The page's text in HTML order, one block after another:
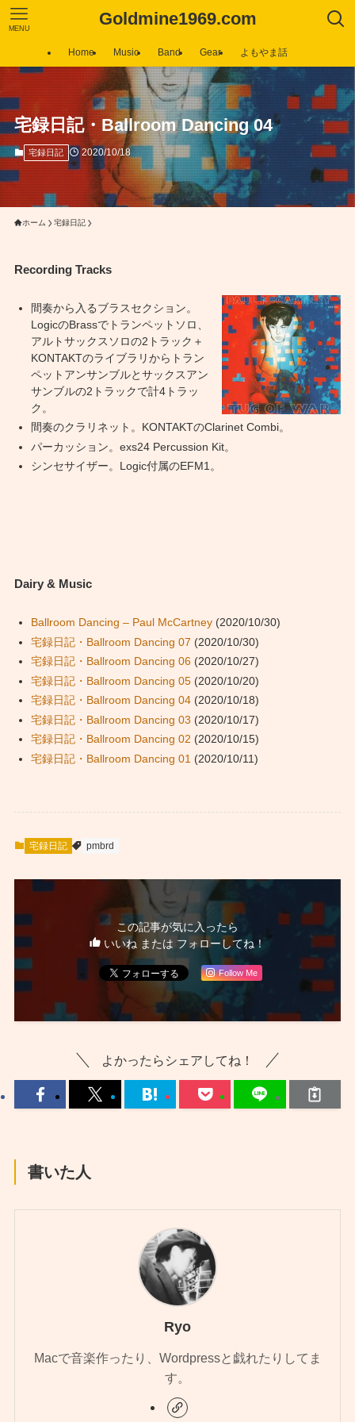
Goldmine1969.com
MENU
Home Music Band Gear よもやま話
宅録日記・Ballroom Dancing 04
宅録日記 2020/10/18
ホーム 宅録日記
Recording Tracks
間奏から入るブラスセクション。
LogicのBrassでトランペットソロ、
アルトサックスソロの2トラック＋
KONTAKTのライブラリからトラン
ペットアンサンブルとサックスアン
サンブルの2トラックで計4トラッ
ク。
間奏のクラリネット。KONTAKTのClarinet Combi。
パーカッション。exs24 Percussion Kit。
シンセサイザー。Logic付属のEFM1。
Dairy & Music
Ballroom Dancing – Paul McCartney(2020/10/30)
宅録日記・Ballroom Dancing 07 (2020/10/30)
宅録日記・Ballroom Dancing 06(2020/10/27)
宅録日記・Ballroom Dancing 05(2020/10/20)
宅録日記・Ballroom Dancing 04(2020/10/18)
宅録日記・Ballroom Dancing 03 (2020/10/17)
宅録日記・Ballroom Dancing 02 (2020/10/15)
宅録日記・Ballroom Dancing 01 (2020/10/11)
宅録日記 pmbrd
この記事が気に入ったら
いいね または フォローしてね！
Follow Me
よかったらシェアしてね！
書いた人
Ryo
Macで音楽作ったり、Wordpressと戯れたりしてま
す。